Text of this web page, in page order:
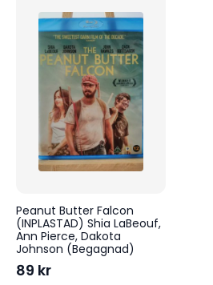
Peanut Butter Falcon
(INPLASTAD) Shia LaBeouf,
Ann Pierce, Dakota
Johnson (Begagnad)
89 kr